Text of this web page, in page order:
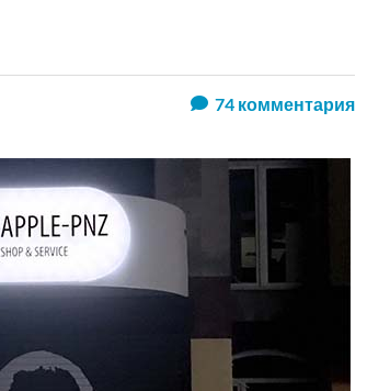
74комментария